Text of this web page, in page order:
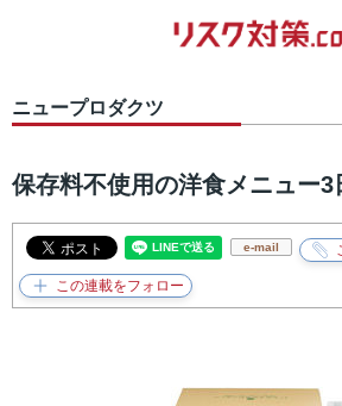
ニュープロダクツ
保存料不使用の洋食メニュー3
e-mail